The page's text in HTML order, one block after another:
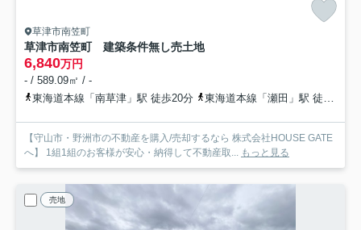
草津市南笠町
草津市南笠町 建築条件無し売土地
6,840万円
- / 589.09㎡ / -
東海道本線「南草津」駅 徒歩20分
東海道本線「瀬田」駅 徒歩24分
【守山市・野洲市の不動産を購入/売却するなら 株式会社HOUSE GATE
へ】 1組1組のお客様が安心・納得して不動産取...
もっと見る
売地